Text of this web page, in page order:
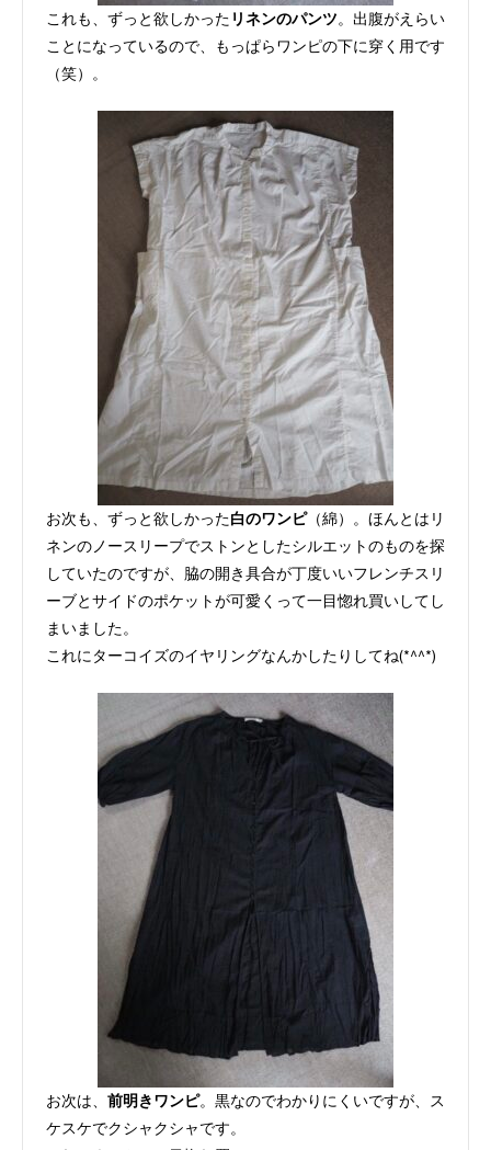
これも、ずっと欲しかった リネンのパンツ。出腹がえらい
ことになっているので、もっぱらワンピの下に穿く用です
（笑）。
お次も、ずっと欲しかった白のワンピ（綿）。ほんとはリ
ネンのノースリープでストンとしたシルエットのものを探
していたのですが、脇の開き具合が丁度いいフレンチスリ
ーブとサイドのポケットが可愛くって一目惚れ買いしてし
まいました。
これにターコイズのイヤリングなんかしたりしてね(*^^*)
お次は、 前明きワンピ。黒なのでわかりにくいですが、ス
ケスケでクシャクシャです。